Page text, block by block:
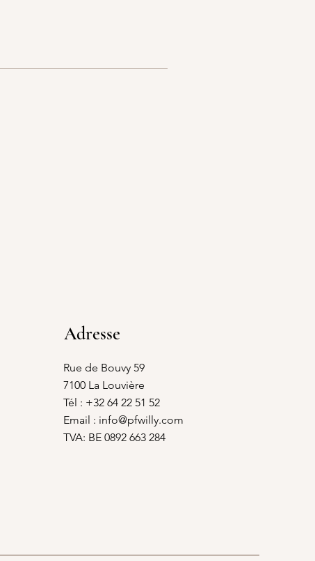
Adresse
Rue de Bouvy 59
7100 La Louvière
Tél : +32 64 22 51 52
Email : info@pfwilly.com
TVA: BE 0892 663 284